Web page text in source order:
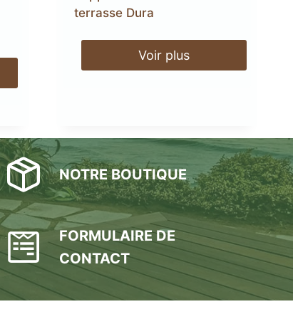
terrasse Dura
Voir plus
NOTRE BOUTIQUE
FORMULAIRE DE
CONTACT